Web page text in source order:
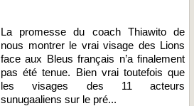
La promesse du coach Thiawito de
nous montrer le vrai visage des Lions
face aux Bleus français n’a finalement
pas été tenue. Bien vrai toutefois que
les visages des 11 acteurs
sunugaaliens sur le pré...